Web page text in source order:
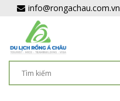
info@rongachau.com.vn